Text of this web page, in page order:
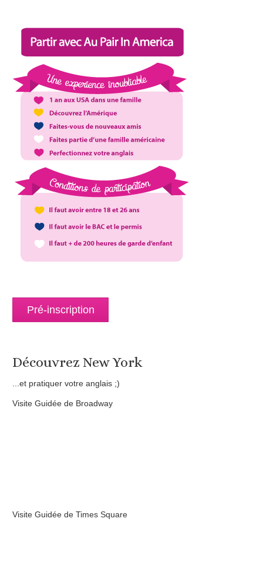
Pré-inscription
Découvrez New York
...et pratiquer votre anglais ;)
Visite Guidée de Broadway
Visite Guidée de Times Square